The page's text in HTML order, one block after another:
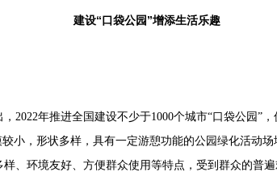
建设“口袋公园”增添生活乐趣
年推进全国建设不少于1000个城市“口袋公园”
小，形状多样，具有一定游憩功能的公园绿化活动
、环境友好、方便群众使用等特点，受到群众的普遍